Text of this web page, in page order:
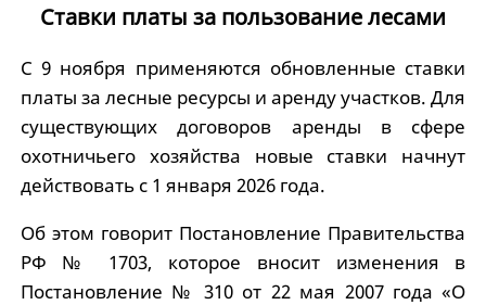
Ставки платы за пользование лесами
С 9 ноября применяются обновленные ставки
платы за лесные ресурсы и аренду участков. Для
существующих договоров аренды в сфере
охотничьего хозяйства новые ставки начнут
действовать с 1 января 2026 года.
Об этом говорит Постановление Правительства
РФ № 1703, которое вносит изменения в
Постановление № 310 от 22 мая 2007 года «О